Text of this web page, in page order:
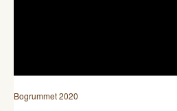
Bogrummet 2020